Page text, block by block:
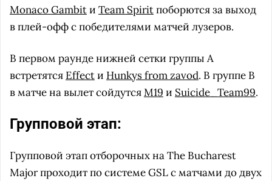
Monaco Gambitи Team Spiritпоборются за выход
в плей-офф с победителями матчей лузеров.
В первом раунде нижней сетки группы A
встретятся Effectи Hunkys from zavod. В группе B
в матче на вылет сойдутсяM19 и Suicide_Team99.
Групповой этап:
Групповой этап отборочных на The Bucharest
Major проходит по системе GSL с матчами до двух